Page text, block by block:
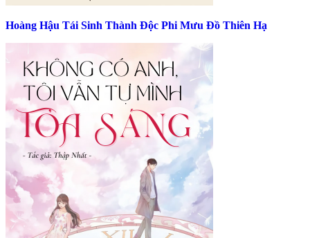
Hoàng Hậu Tái Sinh Thành Độc Phi Mưu Đồ Thiên Hạ